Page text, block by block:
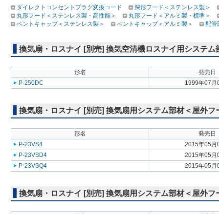
ダイレクトコンセントプラグ変換コード
深形フード＜ステンレス製＞
丸形フード＜ステンレス製・高性能＞
丸形フード＜アルミ製・標準＞
ベントキャップ＜ステンレス製＞
ベントキャップ＜アルミ製＞ 配管
換気扇・ロスナイ [別売] 換気空清機ロスナイ用システ
形名
発売日
P-250DC
1999年07月
換気扇・ロスナイ [別売] 換気扇用システム部材＜屋外
形名
発売日
P-23VS4
2015年05月
P-23VSD4
2015年05月
P-23VSQ4
2015年05月
換気扇・ロスナイ [別売] 換気扇用システム部材＜屋外